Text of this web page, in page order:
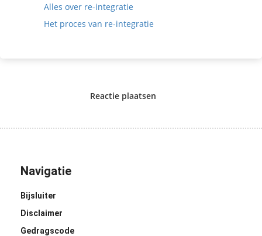
Alles over re-integratie
Het proces van re-integratie
Reactie plaatsen
Navigatie
Bijsluiter
Disclaimer
Gedragscode